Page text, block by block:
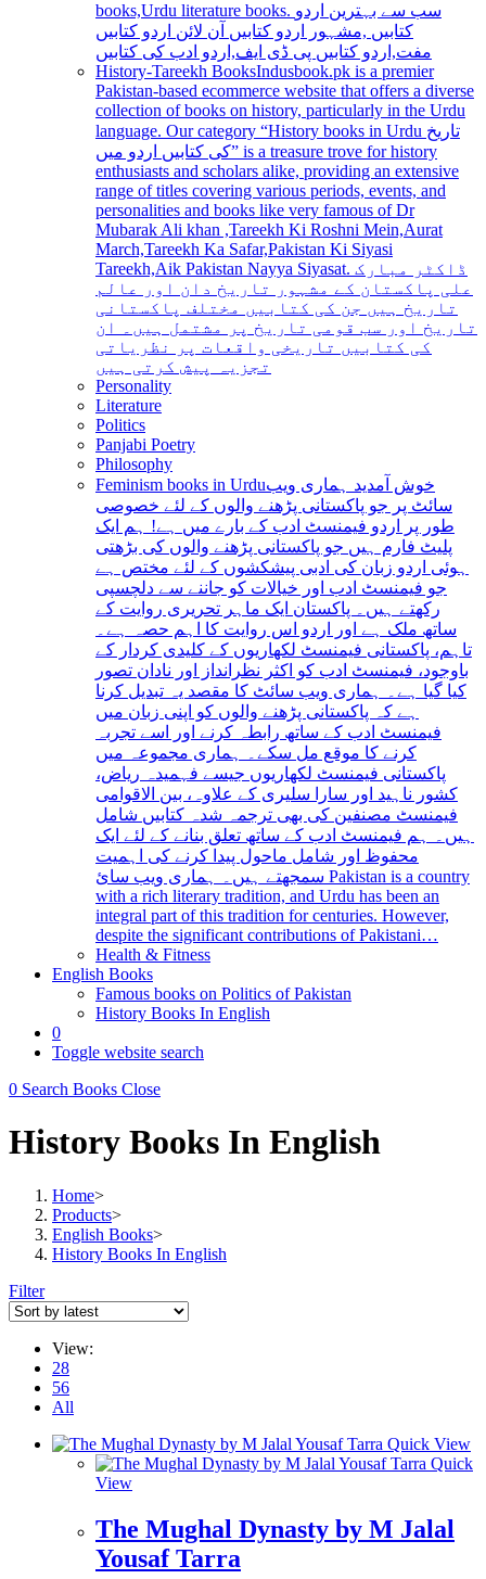
books,Urdu literature books. سب سے بہترین اردو
کتابیں ,مشہور اردو کتابیں آن لائن اردو کتابیں
مفت,اردو کتابیں پی ڈی ایف,اردو ادب کی کتابیں
History-Tareekh BooksIndusbook.pk is a premier
Pakistan-based ecommerce website that offers a diverse
collection of books on history, particularly in the Urdu
language. Our category “History books in Urdu تاریخ
کی کتابیں اردو میں” is a treasure trove for history
enthusiasts and scholars alike, providing an extensive
range of titles covering various periods, events, and
personalities and books like very famous of Dr
Mubarak Ali khan ,Tareekh Ki Roshni Mein,Aurat
March,Tareekh Ka Safar,Pakistan Ki Siyasi
Tareekh,Aik Pakistan Nayya Siyasat. ڈاکٹر مبارک
علی پاکستان کے مشہور تاریخ دان اور عالم
تاریخ ہیں جن کی کتابیں مختلف پاکستانی
تاریخ اور سب قومی تاریخ پر مشتمل ہیں۔ ان
کی کتابیں تاریخی واقعات پر نظریاتی
تجزیہ پیش کرتی ہیں
Personality
Literature
Politics
Panjabi Poetry
Philosophy
Feminism books in Urduخوش آمدید ہماری ویب
سائٹ پر جو پاکستانی پڑھنے والوں کے لئے خصوصی
طور پر اردو فیمنسٹ ادب کے بارے میں ہے! ہم ایک
پلیٹ فارم ہیں جو پاکستانی پڑھنے والوں کی بڑھتی
ہوئی اردو زبان کی ادبی پیشکشوں کے لئے مختص ہے
جو فیمنسٹ ادب اور خیالات کو جاننے سے دلچسپی
رکھتے ہیں۔ پاکستان ایک ماہر تحریری روایت کے
ساتھ ملک ہے اور اردو اس روایت کا اہم حصہ ہے۔
تاہم، پاکستانی فیمنسٹ لکھاریوں کے کلیدی کردار کے
باوجود، فیمنسٹ ادب کو اکثر نظرانداز اور نادان تصور
کیا گیا ہے۔ ہماری ویب سائٹ کا مقصد یہ تبدیل کرنا
ہے کہ پاکستانی پڑھنے والوں کو اپنی زبان میں
فیمنسٹ ادب کے ساتھ رابطہ کرنے اور اسے تجربہ
کرنے کا موقع مل سکے۔ ہماری مجموعہ میں
پاکستانی فیمنسٹ لکھاریوں جیسے فہمیدہ ریاض،
کشور ناہید اور سارا سلیری کے علاوہ، بین الاقوامی
فیمنسٹ مصنفین کی بھی ترجمہ شدہ کتابیں شامل
ہیں۔ ہم فیمنسٹ ادب کے ساتھ تعلق بنانے کے لئے ایک
محفوظ اور شامل ماحول پیدا کرنے کی اہمیت
سمجھتے ہیں۔ ہماری ویب سائ Pakistan is a country
with a rich literary tradition, and Urdu has been an
integral part of this tradition for centuries. However,
despite the significant contributions of Pakistani…
Health & Fitness
English Books
Famous books on Politics of Pakistan
History Books In English
0
Toggle website search
0 Search Books Close
History Books In English
Home>
Products>
English Books>
History Books In English
Filter
View:
28
56
All
Quick View
Quick
View
The Mughal Dynasty by M Jalal
Yousaf Tarra